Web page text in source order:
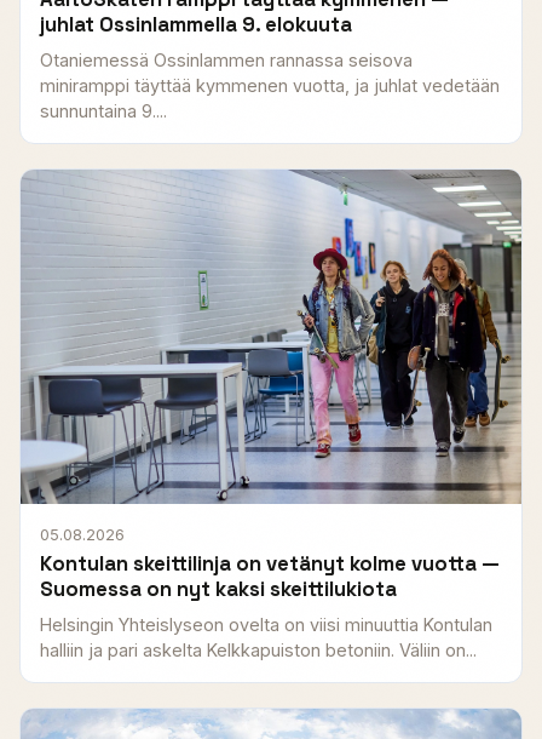
juhlat Ossinlammella 9. elokuuta
Otaniemessä Ossinlammen rannassa seisova
miniramppi täyttää kymmenen vuotta, ja juhlat vedetään
sunnuntaina 9....
05.08.2026
Kontulan skeittilinja on vetänyt kolme vuotta —
Suomessa on nyt kaksi skeittilukiota
Helsingin Yhteislyseon ovelta on viisi minuuttia Kontulan
halliin ja pari askelta Kelkkapuiston betoniin. Väliin on...